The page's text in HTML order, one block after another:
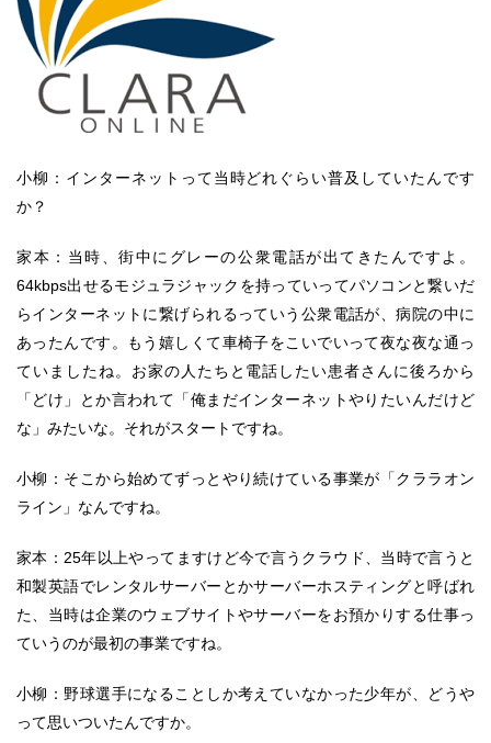
小柳：インターネットって当時どれぐらい普及していたんです
か？
家本：当時、街中にグレーの公衆電話が出てきたんですよ。
64kbps出せるモジュラジャックを持っていってパソコンと繋いだ
らインターネットに繋げられるっていう公衆電話が、病院の中に
あったんです。もう嬉しくて車椅子をこいでいって夜な夜な通っ
ていましたね。お家の人たちと電話したい患者さんに後ろから
「どけ」とか言われて「俺まだインターネットやりたいんだけど
な」みたいな。それがスタートですね。
小柳：そこから始めてずっとやり続けている事業が「クララオン
ライン」なんですね。
家本：25年以上やってますけど今で言うクラウド、当時で言うと
和製英語でレンタルサーバーとかサーバーホスティングと呼ばれ
た、当時は企業のウェブサイトやサーバーをお預かりする仕事っ
ていうのが最初の事業ですね。
小柳：野球選手になることしか考えていなかった少年が、どうや
って思いついたんですか。